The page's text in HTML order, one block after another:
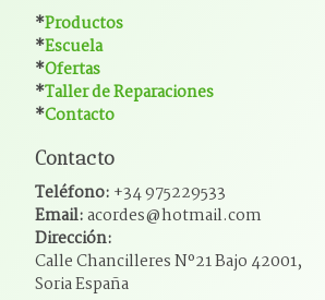
*Productos
*Escuela
*Ofertas
*Taller de Reparaciones
*Contacto
Contacto
Teléfono: +34 975229533
Email:acordes@hotmail.com
Dirección:
Calle Chancilleres Nº21 Bajo 42001,
Soria España